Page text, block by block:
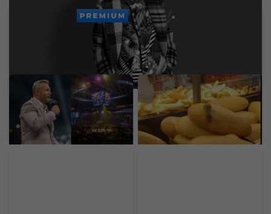
PREMIUM
Ondřej Novotný z
Oktagonu. Za McGregora
by dal aj 50 miliónov eur,
organizáciu by predal za
astronomickú sumu
Na bochníku chleba sa
objavila myš. Fotka z
predajne známeho
reťazca obletela internet